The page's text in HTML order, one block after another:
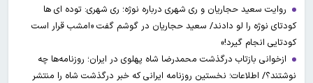
روایت سعید حجاریان و ری شهری درباره نوژه؛ ری شهری: توده ای ها
کودتای نوژه را لو دادند/ سعید حجاریان در گوشم گفت «امشب قرار است
کودتایی انجام گیرد!»
ازخوانی بازتاب درگذشت محمدرضا شاه پهلوی در ایران؛ روزنامه‌ها چه
نوشتند؟/ اطلاعات؛ نخستین روزنامه ایرانی که خبر درگذشت شاه را منتشر